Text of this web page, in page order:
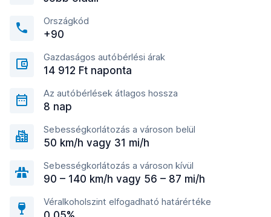
Országkód
+90
Gazdaságos autóbérlési árak
14 912 Ft naponta
Az autóbérlések átlagos hossza
8 nap
Sebességkorlátozás a városon belül
50 km/h vagy 31 mi/h
Sebességkorlátozás a városon kívül
90 – 140 km/h vagy 56 – 87 mi/h
Véralkoholszint elfogadható határértéke